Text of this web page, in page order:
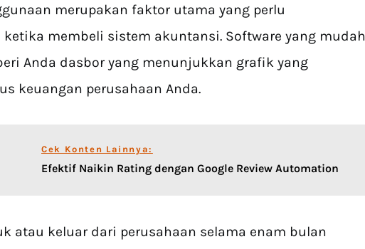
merupakan faktor utama yang perlu
membeli sistem akuntansi. Software yang mudah
Anda dasbor yang menunjukkan grafik yang
keuangan perusahaan Anda.
Cek Konten Lainnya:
Efektif Naikin Rating dengan Google Review Automation
atau keluar dari perusahaan selama enam bulan